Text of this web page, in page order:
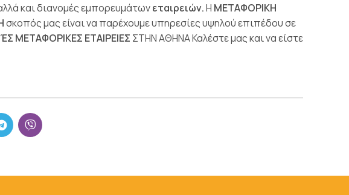
και διανομές εμπορευμάτωνεταιρειών.Η ΜΕΤΑΦΟΡΙΚΗ
σκοπός μας είναι να παρέχουμε υπηρεσίες υψηλού επιπέδου σε
ΜΕΤΑΦΟΡΙΚΕΣ ΕΤΑΙΡΕΙΕΣ ΣΤΗΝ ΑΘΗΝΑ Καλέστε μας και να είστε